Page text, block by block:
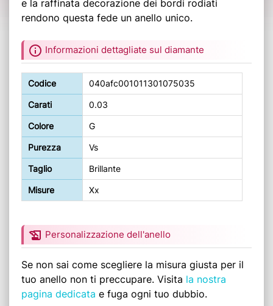
e la raffinata decorazione dei bordi rodiati
rendono questa fede un anello unico.
info Informazioni dettagliate sul diamante
Codice 040afc001011301075035
Carati 0.03
Colore G
Purezza Vs
Taglio Brillante
Misure Xx
history_edu Personalizzazione dell'anello
Se non sai come scegliere la misura giusta per il
tuo anello non ti preccupare. Visita la nostra
pagina dedicata e fuga ogni tuo dubbio.